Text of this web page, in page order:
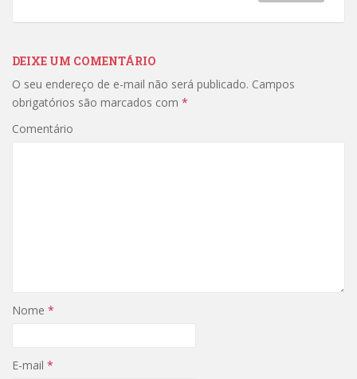
DEIXE UM COMENTÁRIO
O seu endereço de e-mail não será publicado. Campos
obrigatórios são marcados com *
Comentário
Nome *
E-mail *